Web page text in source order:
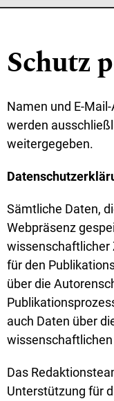
Schutz
Namen und E-
werden
weitergegeben.
Sämtliche Daten,
Webpräsenz
wissenschaftlicher
für den
über die
auch Daten über
Das
Unterstützung für